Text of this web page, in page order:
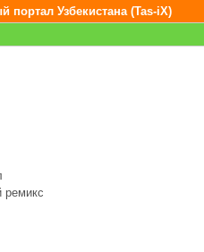
Узбекистана (Tas-iX)
ремикс